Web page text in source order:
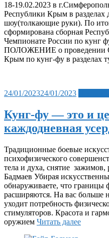
18-19.02.2023 в
Республики Крым в разделах
шоу(толкающие руки). По
сформирована сборная
Чемпионате России по кунг
ПОЛОЖЕНИЕ о проведении
Крым по кунг-фу в разделах
Posted
24/01/202324/01/2023
Кунг-фу — это и
каждодневная
Традиционные боевые
психофизического
тела и духа, снятие
Бадмаев Убирая
обнаруживаете, что границы
расширяются. На вас больше
уходит потребность
стимуляторов. Красота и
оружием Читать далее